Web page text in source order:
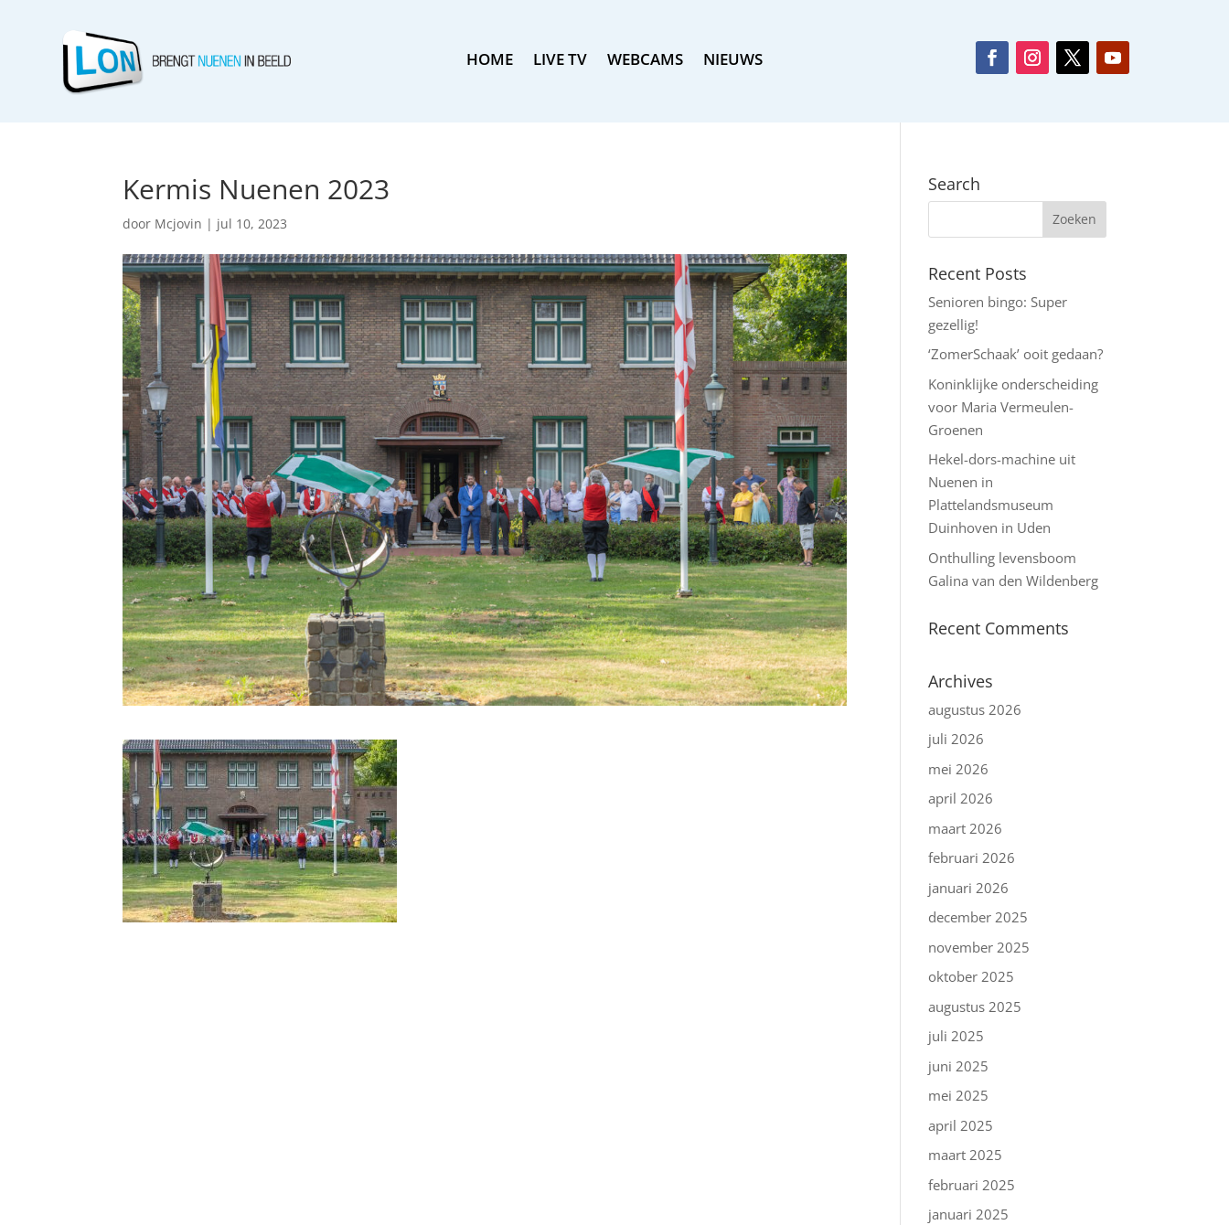
HOME LIVE TV WEBCAMS NIEUWS
Kermis Nuenen 2023
door Mcjovin | jul 10, 2023
Search
Recent Posts
Senioren bingo: Super
gezellig!
‘ZomerSchaak’ ooit gedaan?
Koninklijke onderscheiding
voor Maria Vermeulen-
Groenen
Hekel-dors-machine uit
Nuenen in
Plattelandsmuseum
Duinhoven in Uden
Onthulling levensboom
Galina van den Wildenberg
Recent Comments
Archives
augustus 2026
juli 2026
mei 2026
april 2026
maart 2026
februari 2026
januari 2026
december 2025
november 2025
oktober 2025
augustus 2025
juli 2025
juni 2025
mei 2025
april 2025
maart 2025
februari 2025
januari 2025